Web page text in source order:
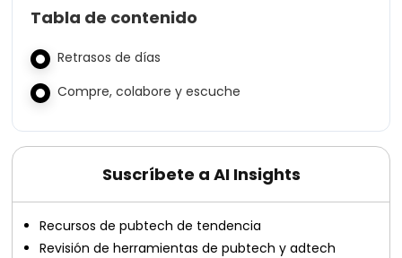
Tabla de contenido
Retrasos de días
Compre, colabore y escuche
Suscríbete a AI Insights
Recursos de pubtech de tendencia
Revisión de herramientas de pubtech y adtech